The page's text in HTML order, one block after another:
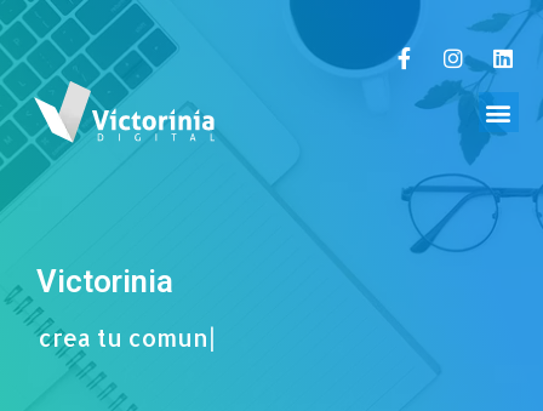
Victorinia
crea tu comunicación e